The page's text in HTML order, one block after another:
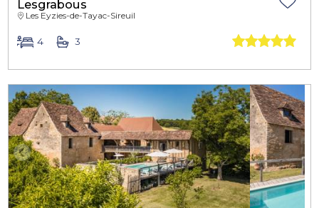
Lesgrabous
Les Eyzies-de-Tayac-Sireuil
4 3